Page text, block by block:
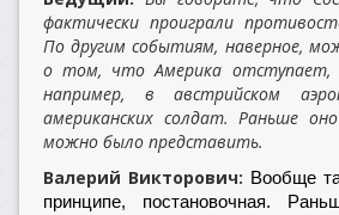
фактически проиграли
По другим событиям, наверное,
о том, что Америка отступает,
например, в австрийском
американских солдат. Раньше
можно было представить.
Валерий Викторович: Вообще
принципе, постановочная.